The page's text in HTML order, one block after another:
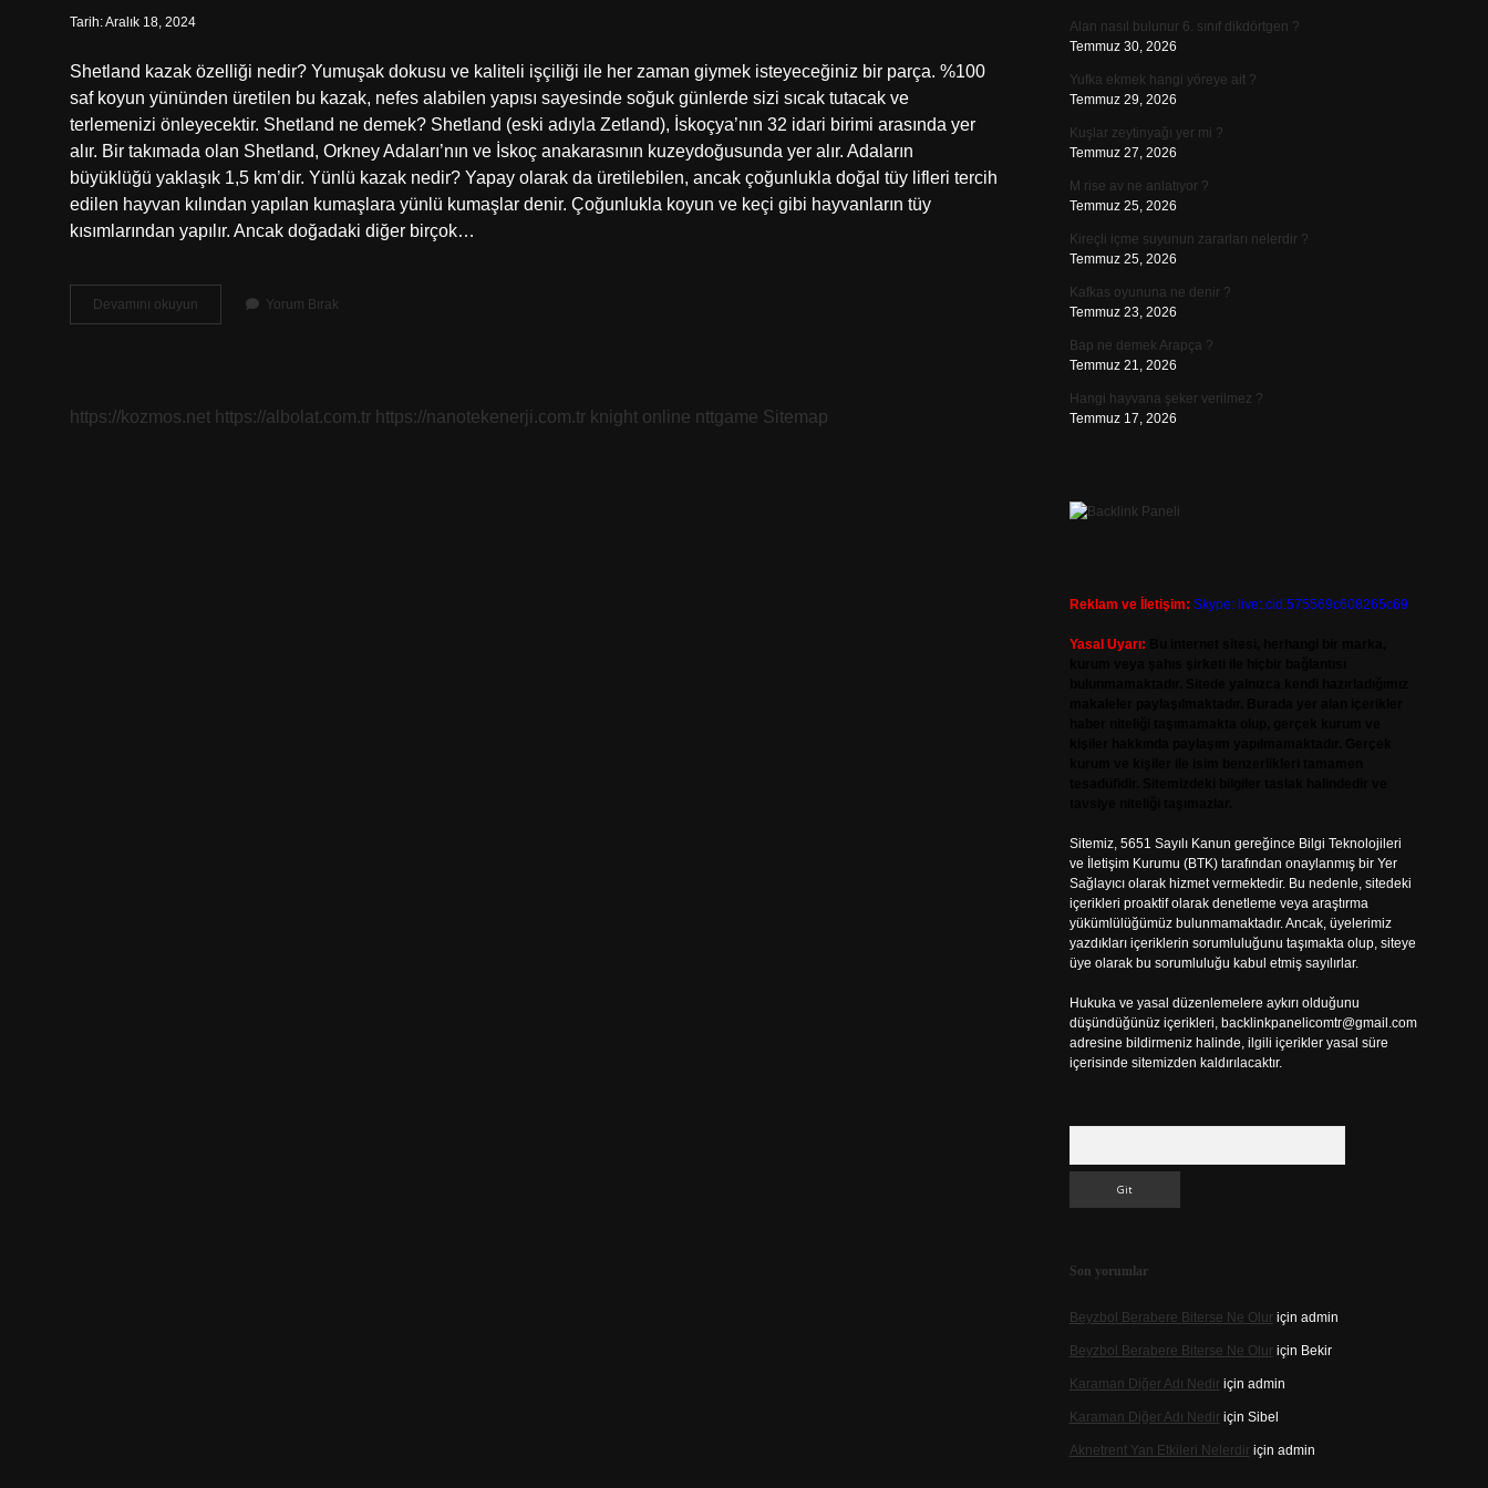
Tarih: Aralık 18, 2024
Shetland kazak özelliği nedir? Yumuşak dokusu ve kaliteli işçiliği ile her zaman giymek isteyeceğiniz bir parça. %100
saf koyun yününden üretilen bu kazak, nefes alabilen yapısı sayesinde soğuk günlerde sizi sıcak tutacak ve
terlemenizi önleyecektir. Shetland ne demek? Shetland (eski adıyla Zetland), İskoçya’nın 32 idari birimi arasında yer
alır. Bir takımada olan Shetland, Orkney Adaları’nın ve İskoç anakarasının kuzeydoğusunda yer alır. Adaların
büyüklüğü yaklaşık 1,5 km’dir. Yünlü kazak nedir? Yapay olarak da üretilebilen, ancak çoğunlukla doğal tüy lifleri tercih
edilen hayvan kılından yapılan kumaşlara yünlü kumaşlar denir. Çoğunlukla koyun ve keçi gibi hayvanların tüy
kısımlarından yapılır. Ancak doğadaki diğer birçok…
Devamını okuyun Shetland
Kazak
Yorum Bırak
https://kozmos.net https://albolat.com.tr https://nanotekenerji.com.tr knight online nttgame Sitemap
Alan nasıl bulunur 6. sınıf dikdörtgen ?
Temmuz 30, 2026
Yufka ekmek hangi yöreye ait ?
Temmuz 29, 2026
Kuşlar zeytinyağı yer mi ?
Temmuz 27, 2026
M rise av ne anlatıyor ?
Temmuz 25, 2026
Kireçli içme suyunun zararları nelerdir ?
Temmuz 25, 2026
Kafkas oyununa ne denir ?
Temmuz 23, 2026
Bap ne demek Arapça ?
Temmuz 21, 2026
Hangi hayvana şeker verilmez ?
Temmuz 17, 2026
Reklam ve İletişim: Skype: live:.cid.575569c608265c69
Yasal Uyarı:
Sitemiz, 5651 Sayılı Kanun gereğince Bilgi Teknolojileri
ve İletişim Kurumu (BTK) tarafından onaylanmış bir Yer
Sağlayıcı olarak hizmet vermektedir. Bu nedenle, sitedeki
içerikleri proaktif olarak denetleme veya araştırma
yükümlülüğümüz bulunmamaktadır. Ancak, üyelerimiz
yazdıkları içeriklerin sorumluluğunu taşımakta olup, siteye
üye olarak bu sorumluluğu kabul etmiş sayılırlar.
Hukuka ve yasal düzenlemelere aykırı olduğunu
düşündüğünüz içerikleri, backlinkpanelicomtr@gmail.com
adresine bildirmeniz halinde, ilgili içerikler yasal süre
içerisinde sitemizden kaldırılacaktır.
Son yorumlar
Beyzbol Berabere Biterse Ne Oluriçin admin
Beyzbol Berabere Biterse Ne Oluriçin Bekir
Karaman Diğer Adı Nediriçin admin
Karaman Diğer Adı Nediriçin Sibel
Aknetrent Yan Etkileri Nelerdiriçin admin